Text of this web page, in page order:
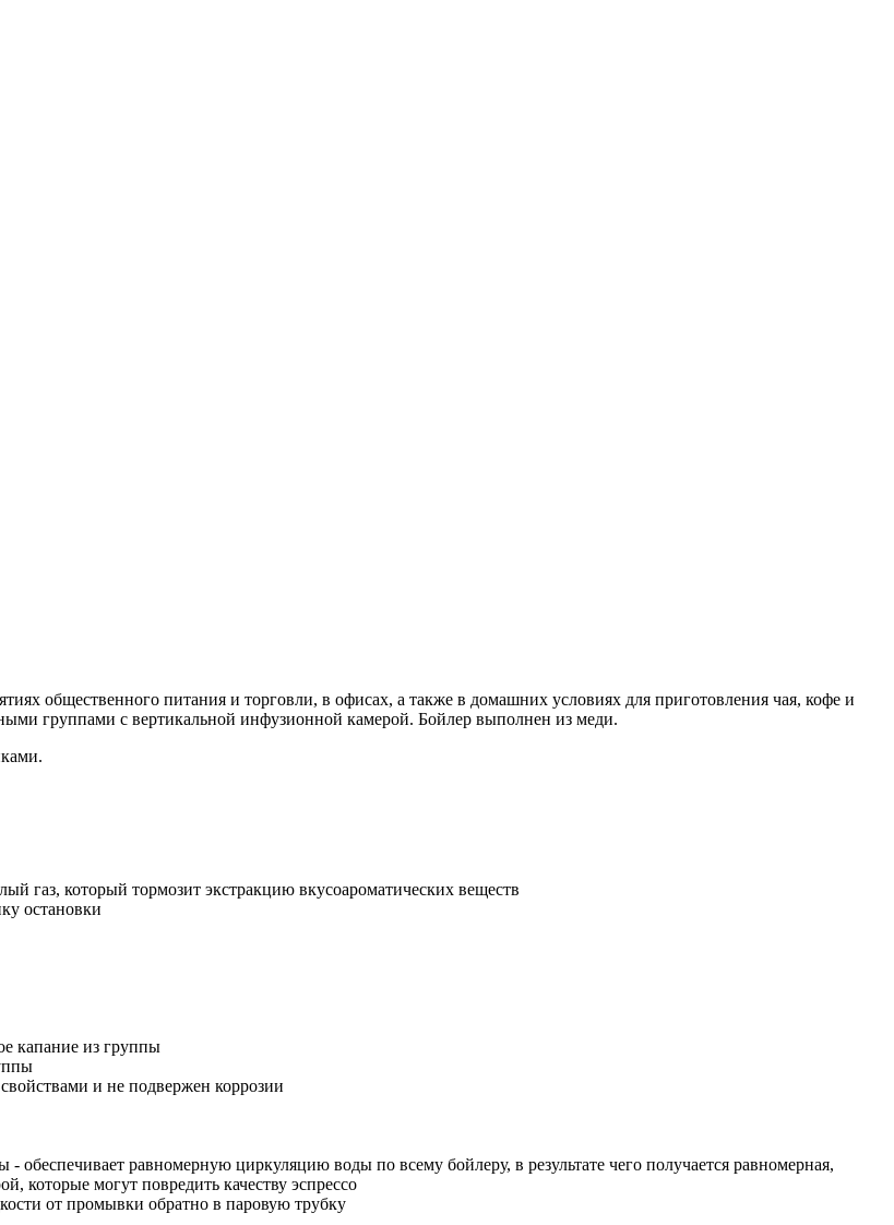
общественного питания и торговли, в офисах, а также в домашних условиях для приготовления чая, кофе и
группами с вертикальной инфузионной камерой. Бойлер выполнен из меди.
газ, который тормозит экстракцию вкусоароматических веществ
остановки
капание из группы
и не подвержен коррозии
обеспечивает равномерную циркуляцию воды по всему бойлеру, в результате чего получается равномерная,
которые могут повредить качеству эспрессо
от промывки обратно в паровую трубку